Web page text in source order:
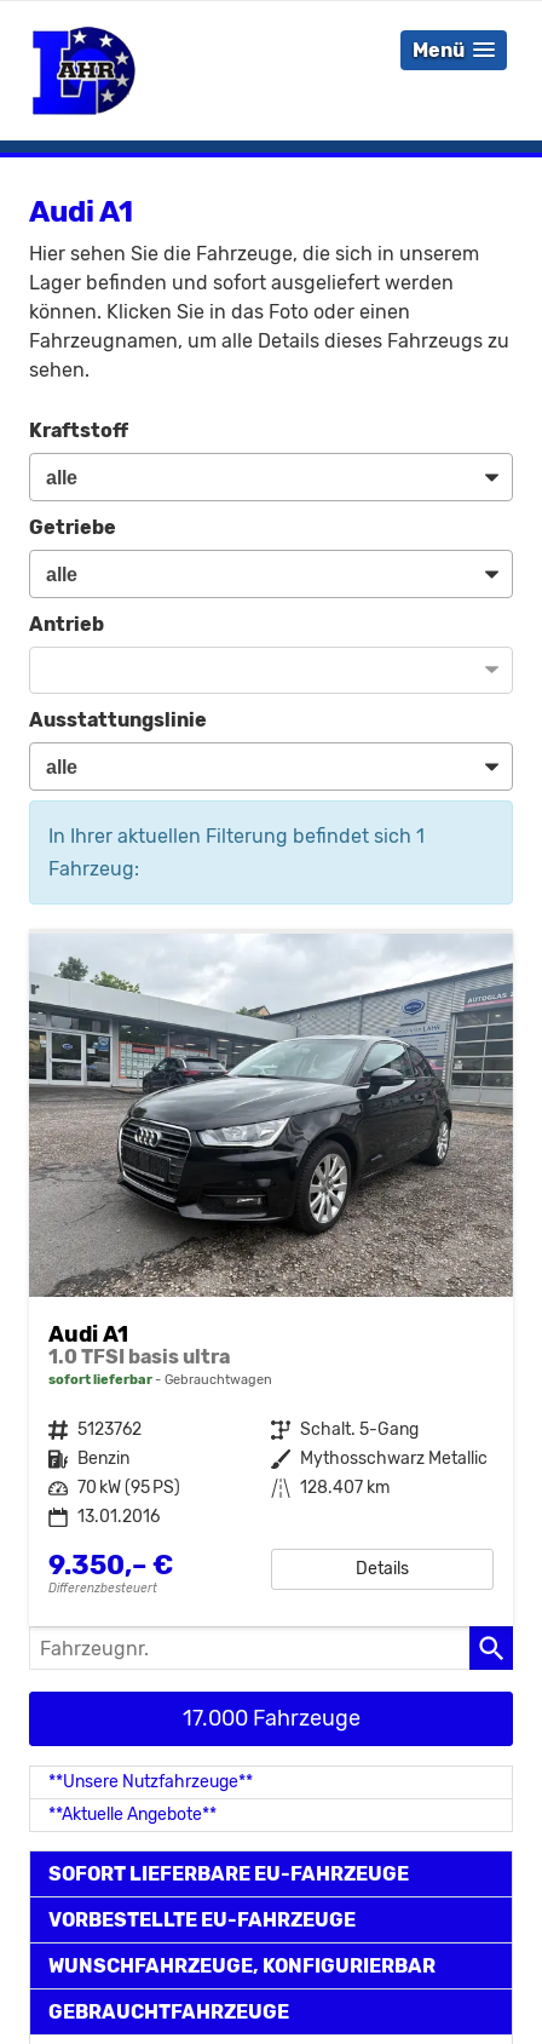
Menü
Audi A1
Hier sehen Sie die Fahrzeuge, die sich in unserem
Lager befinden und sofort ausgeliefert werden
können. Klicken Sie in das Foto oder einen
Fahrzeugnamen, um alle Details dieses Fahrzeugs zu
sehen.
Kraftstoff
Getriebe
Antrieb
Ausstattungslinie
In Ihrer aktuellen Filterung befindet sich 1
Fahrzeug:
Audi A1
1.0 TFSI basis ultra
sofort lieferbar Gebrauchtwagen
Fahrzeugnr. 5123762 Getriebe Schalt. 5-Gang
Kraftstoff Benzin Außenfarbe Mythosschwarz Metallic
Leistung 70 kW (95 PS) Kilometerstand 128.407 km
13.01.2016
9.350,– €
Differenzbesteuert
Details
Fahrzeugnr.
17.000 Fahrzeuge
**Unsere Nutzfahrzeuge**
**Aktuelle Angebote**
SOFORT LIEFERBARE EU-FAHRZEUGE
VORBESTELLTE EU-FAHRZEUGE
WUNSCHFAHRZEUGE, KONFIGURIERBAR
GEBRAUCHTFAHRZEUGE